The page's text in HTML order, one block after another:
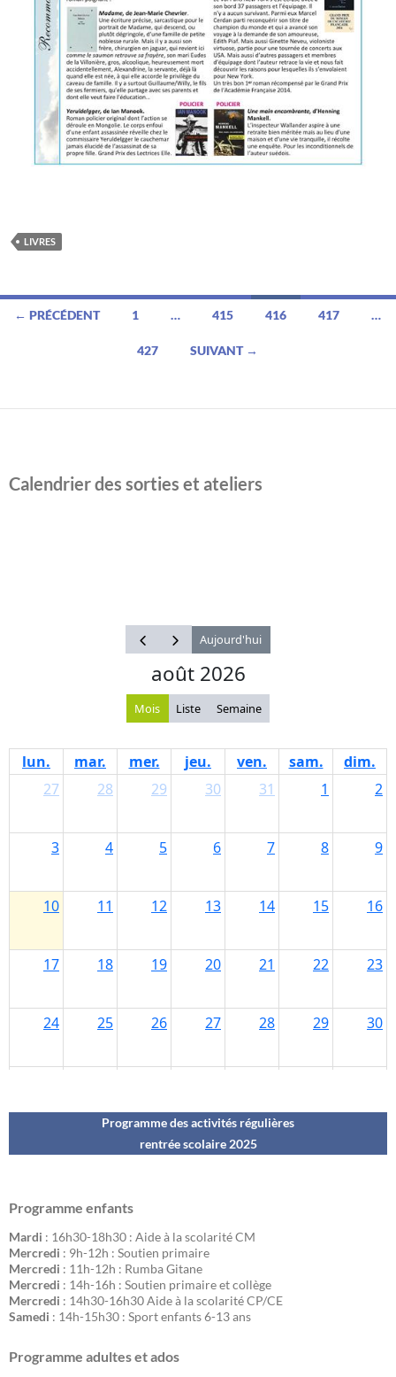
LIVRES
Navigation
← PRÉCÉDENT 1 … 415 416 417 …
427 SUIVANT →
Calendrier des sorties et ateliers
Programme des activités régulières
rentrée scolaire 2025
Programme enfants
Mardi : 16h30-18h30 : Aide à la scolarité CM
Mercredi : 9h-12h : Soutien primaire
Mercredi : 11h-12h : Rumba Gitane
Mercredi : 14h-16h : Soutien primaire et collège
Mercredi : 14h30-16h30 Aide à la scolarité CP/CE
Samedi : 14h-15h30 : Sport enfants 6-13 ans
Programme adultes et ados